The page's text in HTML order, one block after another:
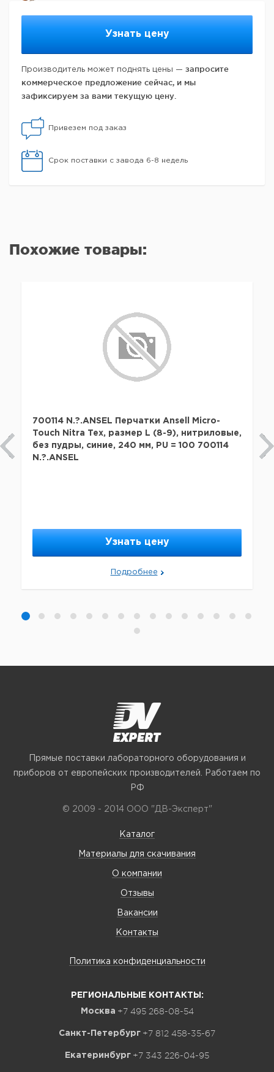
Узнать цену
Производитель может поднять цены — запросите
коммерческое предложение сейчас, и мы
зафиксируем за вами текущую цену.
Привезем под заказ
Срок поставки с завода 6-8 недель
Похожие товары:
700114 N.?.ANSEL Перчатки Ansell Micro-
Touch Nitra Tex, размер L (8-9), нитриловые,
без пудры, синие, 240 мм, PU = 100 700114
N.?.ANSEL
Узнать цену
Подробнее
Прямые поставки лабораторного оборудования и
приборов от европейских производителей. Работаем по
РФ
© 2009 - 2014 ООО "ДВ-Эксперт"
Каталог
Материалы для скачивания
О компании
Отзывы
Вакансии
Контакты
Политика конфиденциальности
РЕГИОНАЛЬНЫЕ КОНТАКТЫ:
Москва +7 495 268-08-54
Санкт-Петербург +7 812 458-35-67
Екатеринбург +7 343 226-04-95